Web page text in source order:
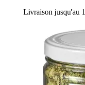
Livraison jusqu'au